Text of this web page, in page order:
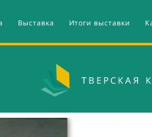
Выставка Итоги выставки
Поиск
ТВЕРСКАЯ